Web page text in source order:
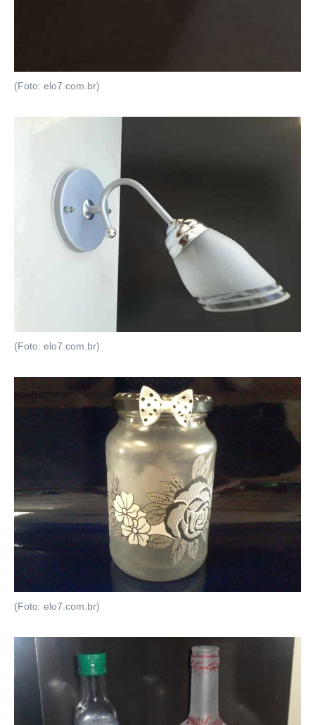
(Foto: elo7.com.br)
(Foto: elo7.com.br)
(Foto: elo7.com.br)